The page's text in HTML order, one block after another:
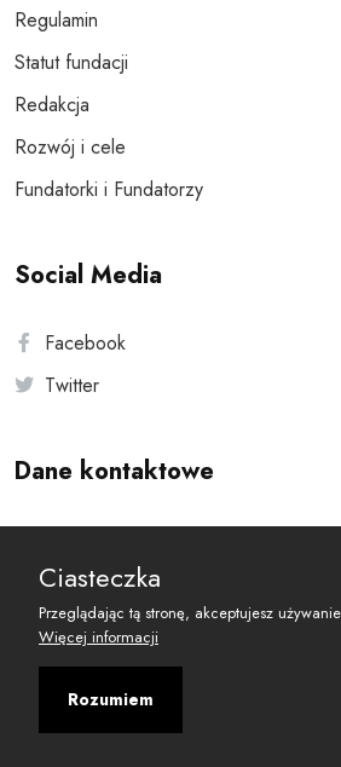
Regulamin
Statut fundacji
Redakcja
Rozwój i cele
Fundatorki i Fundatorzy
Social Media
Facebook
Twitter
Dane kontaktowe
reset@resetobywatelski.pl
Ciasteczka
Przeglądając tą stronę, akceptujesz
Więcej informacji
Rozumiem